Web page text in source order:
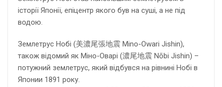
історії Японії, епіцентр якого був на суші, а не під
водою.
Землетрус Нобі (美濃尾張地震 Mino-Owari Jishin),
також відомий як Міно-Оварі (濃尾地震 Nōbi Jishin) –
потужний землетрус, який відбувся на рівнині Нобі в
Японии 1891 року.